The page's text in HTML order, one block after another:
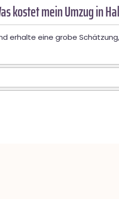
kostet mein Umzug in
erhalte eine grobe